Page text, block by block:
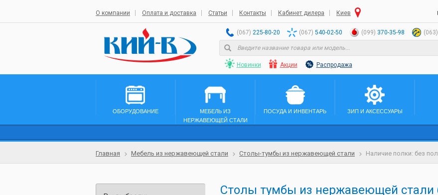
О компании Оплата и доставка Статьи Контакты Кабинет дилера Киев
(067) 225-80-20 (067) 540-02-50 (099) 370-35-98 (063)
Новинки Акции Распродажа
ОБОРУДОВАНИЕ
МЕБЕЛЬ ИЗ
НЕРЖАВЕЮЩЕЙ СТАЛИ
ПОСУДА И ИНВЕНТАРЬ ЗИП И АКСЕССУАРЫ
Главная Мебель из нержавеющей стали Столы-тумбы из нержавеющей стали Наличие полки: без
Столы тумбы из нержавеющей стали